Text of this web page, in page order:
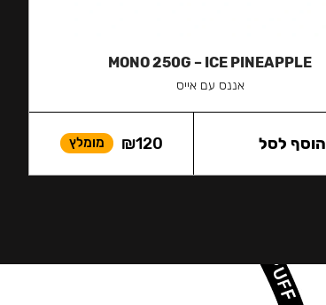
MONO 250G – ICE PINEAPPLE
אננס עם אייס
₪120 מומלץ הוסף לסל